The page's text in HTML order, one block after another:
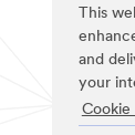
This
and
your